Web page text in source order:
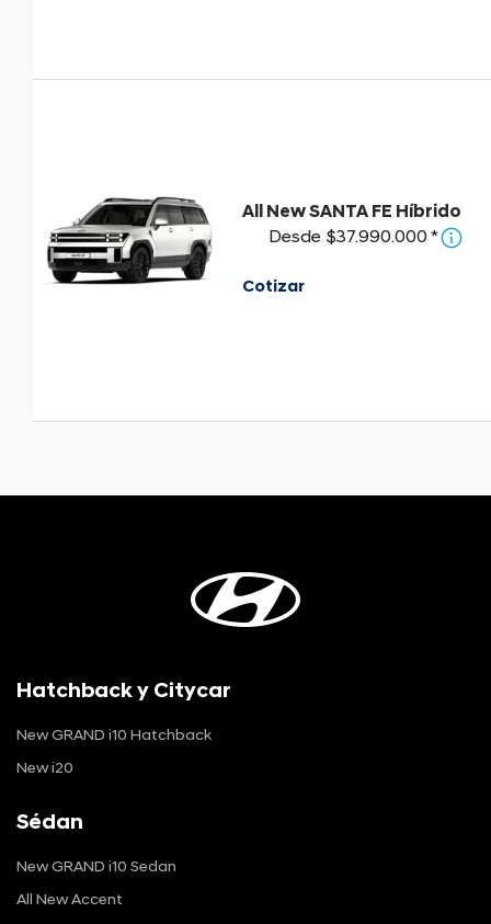
All New SANTA FE Híbrido
Desde $37.990.000 *
Cotizar
Hatchback y Citycar
New GRAND i10 Hatchback
New i20
Sédan
New GRAND i10 Sedan
All New Accent